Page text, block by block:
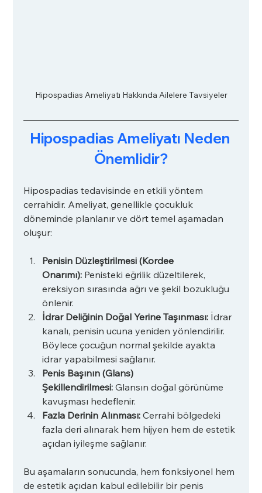
Hipospadias Ameliyatı Hakkında Ailelere Tavsiyeler
Hipospadias Ameliyatı Neden
Önemlidir?
Hipospadias tedavisinde en etkili yöntem
cerrahidir. Ameliyat, genellikle çocukluk
döneminde planlanır ve dört temel aşamadan
oluşur:
Penisin Düzleştirilmesi (Kordee
Onarımı): Penisteki eğrilik düzeltilerek,
ereksiyon sırasında ağrı ve şekil bozukluğu
önlenir.
İdrar Deliğinin Doğal Yerine Taşınması: İdrar
kanalı, penisin ucuna yeniden yönlendirilir.
Böylece çocuğun normal şekilde ayakta
idrar yapabilmesi sağlanır.
Penis Başının (Glans)
Şekillendirilmesi: Glansın doğal görünüme
kavuşması hedeflenir.
Fazla Derinin Alınması: Cerrahi bölgedeki
fazla deri alınarak hem hijyen hem de estetik
açıdan iyileşme sağlanır.
Bu aşamaların sonucunda, hem fonksiyonel hem
de estetik açıdan kabul edilebilir bir penis